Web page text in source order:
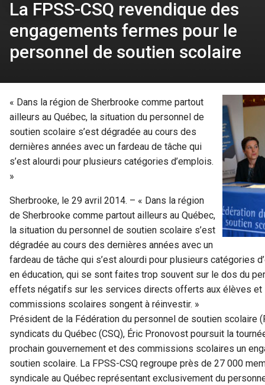
La FPSS-CSQ revendique des
engagements fermes pour le
personnel de soutien scolaire
« Dans la région de Sherbrooke comme partout
ailleurs au Québec, la situation du personnel de
soutien scolaire s’est dégradée au cours des
dernières années avec un fardeau de tâche qui
s’est alourdi pour plusieurs catégories d’emplois.
»
Sherbrooke, le 29 avril 2014. – « Dans la région
de Sherbrooke comme partout ailleurs au Québec,
la situation du personnel de soutien scolaire s’est
dégradée au cours des dernières années avec un
fardeau de tâche qui s’est alourdi pour plusieurs catégories
en éducation, qui se sont faites trop souvent sur le dos du
effets négatifs sur les services directs offerts aux élèves et
commissions scolaires songent à réinvestir. »
Président de la Fédération du personnel de soutien scolaire
syndicats du Québec (CSQ), Éric Pronovost poursuit la
prochain gouvernement et des commissions scolaires un
soutien scolaire. La FPSS-CSQ regroupe près de 27 000
syndicale au Québec représentant exclusivement du